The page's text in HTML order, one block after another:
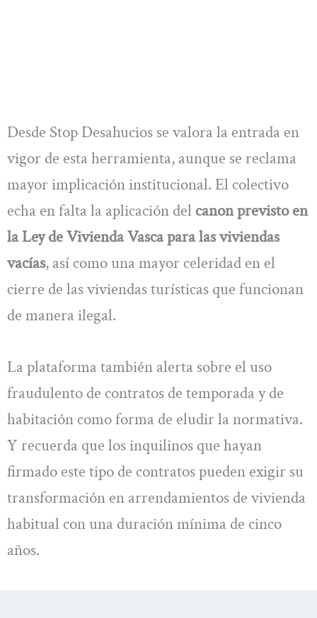
Desde Stop Desahucios se valora la entrada en
vigor de esta herramienta, aunque se reclama
mayor implicación institucional. El colectivo
echa en falta la aplicación del canon previsto en
la Ley de Vivienda Vasca para las viviendas
vacías, así como una mayor celeridad en el
cierre de las viviendas turísticas que funcionan
de manera ilegal.
La plataforma también alerta sobre el uso
fraudulento de contratos de temporada y de
habitación como forma de eludir la normativa.
Y recuerda que los inquilinos que hayan
firmado este tipo de contratos pueden exigir su
transformación en arrendamientos de vivienda
habitual con una duración mínima de cinco
años.